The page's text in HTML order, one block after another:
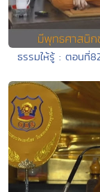
ธรรมให้รู้ : ตอนที่